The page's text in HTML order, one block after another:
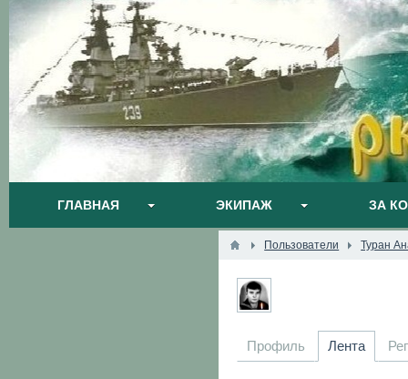
ГЛАВНАЯ ЭКИПАЖ ЗА
Пользователи Туран
Профиль Лента